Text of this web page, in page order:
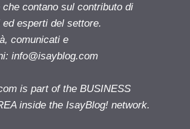
che contano sul contributo di
esperti del settore.
comunicati e
info@isayblog.com
is part of the BUSINESS
inside the IsayBlog! network.